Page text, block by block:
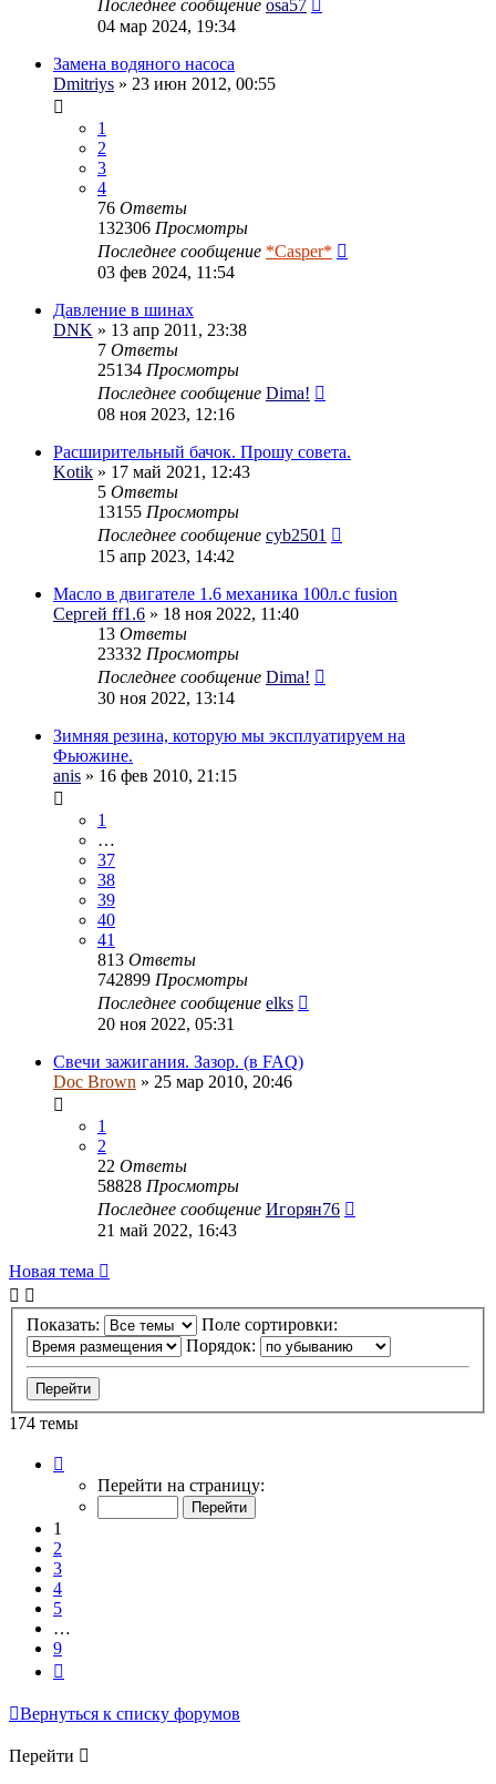
Последнее сообщение osa57
04 мар 2024, 19:34
Замена водяного насоса
Dmitriys » 23 июн 2012, 00:55
1
2
3
4
76 Ответы
132306 Просмотры
Последнее сообщение *Casper*
03 фев 2024, 11:54
Давление в шинах
DNK » 13 апр 2011, 23:38
7 Ответы
25134 Просмотры
Последнее сообщение Dima!
08 ноя 2023, 12:16
Расширительный бачок. Прошу совета.
Kotik » 17 май 2021, 12:43
5 Ответы
13155 Просмотры
Последнее сообщение cyb2501
15 апр 2023, 14:42
Масло в двигателе 1.6 механика 100л.с fusion
Сергей ff1.6 » 18 ноя 2022, 11:40
13 Ответы
23332 Просмотры
Последнее сообщение Dima!
30 ноя 2022, 13:14
Зимняя резина, которую мы эксплуатируем на
Фьюжине.
anis » 16 фев 2010, 21:15
1
…
37
38
39
40
41
813 Ответы
742899 Просмотры
Последнее сообщение elks
20 ноя 2022, 05:31
Свечи зажигания. Зазор. (в FAQ)
Doc Brown » 25 мар 2010, 20:46
1
2
22 Ответы
58828 Просмотры
Последнее сообщение Игорян76
21 май 2022, 16:43
Новая тема
Показать:
Поле сортировки:
Порядок:
174 темы
Перейти на страницу:
1
2
3
4
5
…
9
Вернуться к списку форумов
Перейти